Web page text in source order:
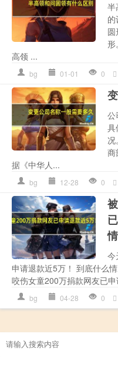
半
形
高领 ...
bg 01-01 0
公
具
况
商
据《中华人...
bg 12-28 0
今
申请退款近5万！ 到底什么
咬伤女童200万捐款网友已
bg 04-28 0